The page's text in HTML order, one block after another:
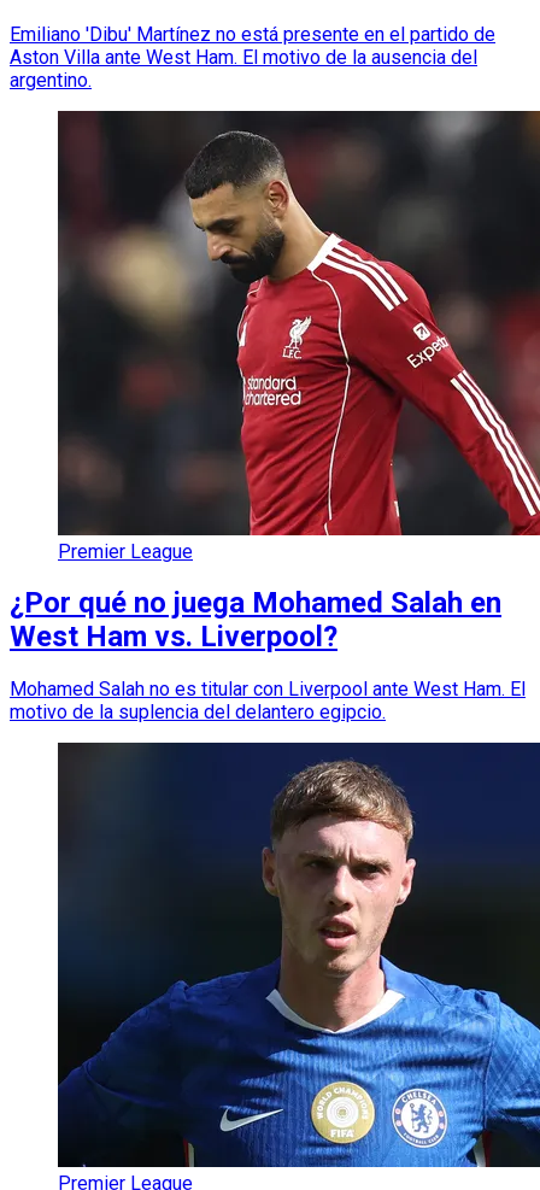
Emiliano 'Dibu' Martínez no está presente en el partido de
Aston Villa ante West Ham. El motivo de la ausencia del
argentino.
Premier League
¿Por qué no juega Mohamed Salah en
West Ham vs. Liverpool?
Mohamed Salah no es titular con Liverpool ante West Ham. El
motivo de la suplencia del delantero egipcio.
Premier League